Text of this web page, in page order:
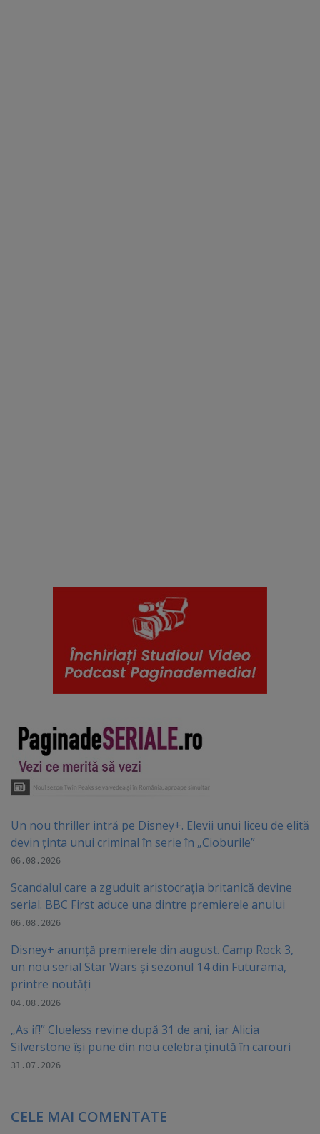
Un nou thriller intră pe Disney+. Elevii unui liceu de elită
devin ținta unui criminal în serie în „Cioburile”
06.08.2026
Scandalul care a zguduit aristocrația britanică devine
serial. BBC First aduce una dintre premierele anului
06.08.2026
Disney+ anunță premierele din august. Camp Rock 3,
un nou serial Star Wars și sezonul 14 din Futurama,
printre noutăți
04.08.2026
„As if!” Clueless revine după 31 de ani, iar Alicia
Silverstone își pune din nou celebra ținută în carouri
31.07.2026
CELE MAI COMENTATE